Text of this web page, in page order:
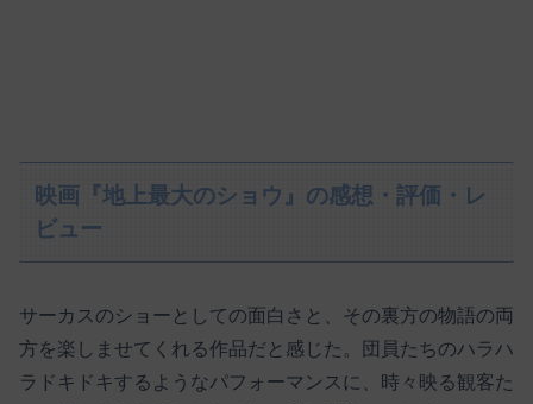
映画『地上最大のショウ』の感想・評価・レ
ビュー
サーカスのショーとしての面白さと、その裏方の物語の両
方を楽しませてくれる作品だと感じた。団員たちのハラハ
ラドキドキするようなパフォーマンスに、時々映る観客た